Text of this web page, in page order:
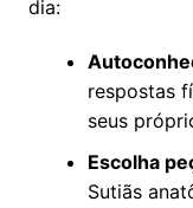
dia:
respostas
seus
Escolha
Sutiãs